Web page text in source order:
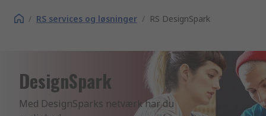
/ RS services og løsninger / RS DesignSpark
DesignSpark
Med DesignSparks netværk har du